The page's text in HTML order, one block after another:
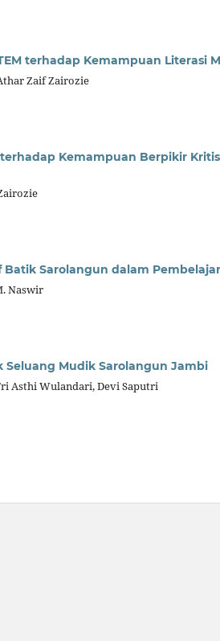
terhadap Kemampuan Literasi
Zaif Zairozie
terhadap Kemampuan Berpikir
Sarolangun dalam
Naswir
Mudik Sarolangun Jambi
Asthi Wulandari, Devi Saputri